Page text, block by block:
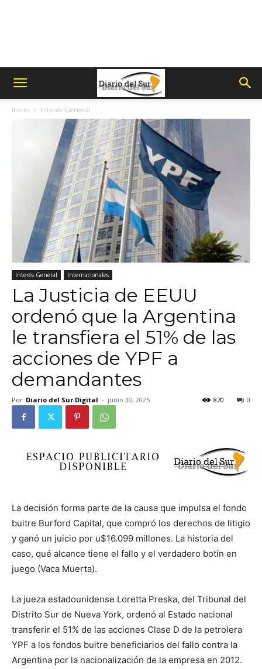
Inicio Interés General
Interés General Internacionales
La Justicia de EEUU
ordenó que la Argentina
le transfiera el 51% de las
acciones de YPF a
demandantes
Por Diario del Sur Digital - junio 30, 2025 0
870
La decisión forma parte de la causa que impulsa el fondo
buitre Burford Capital, que compró los derechos de litigio
y ganó un juicio por u$16.099 millones. La historia del
caso, qué alcance tiene el fallo y el verdadero botín en
juego (Vaca Muerta).
La jueza estadounidense Loretta Preska, del Tribunal del
Distrito Sur de Nueva York, ordenó al Estado nacional
transferir el 51% de las acciones Clase D de la petrolera
YPF a los fondos buitre beneficiarios del fallo contra la
Argentina por la nacionalización de la empresa en 2012.